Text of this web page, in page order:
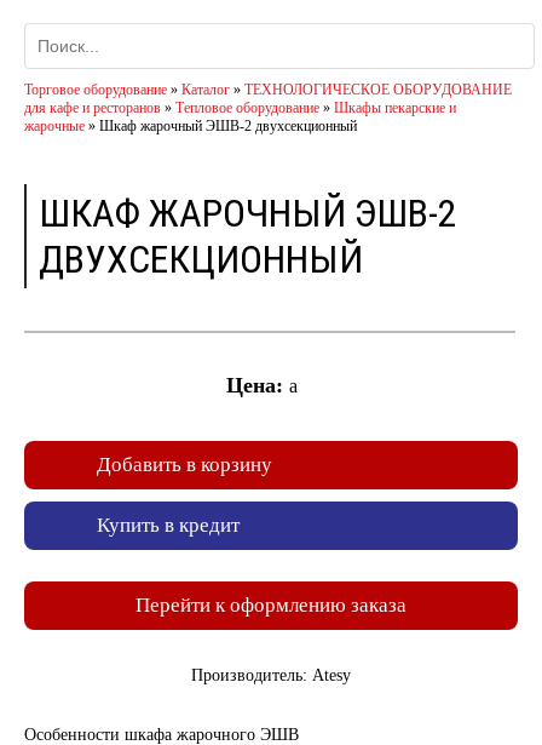
Торговое оборудование » Каталог » ТЕХНОЛОГИЧЕСКОЕ ОБОРУДОВАНИЕ
для кафе и ресторанов » Тепловое оборудование » Шкафы пекарские и
жарочные » Шкаф жарочный ЭШВ-2 двухсекционный
ШКАФ ЖАРОЧНЫЙ ЭШВ-2
ДВУХСЕКЦИОННЫЙ
Цена: a
Добавить в корзину
Купить в кредит
Перейти к оформлению заказа
Производитель: Atesy
Особенности шкафа жарочного ЭШВ